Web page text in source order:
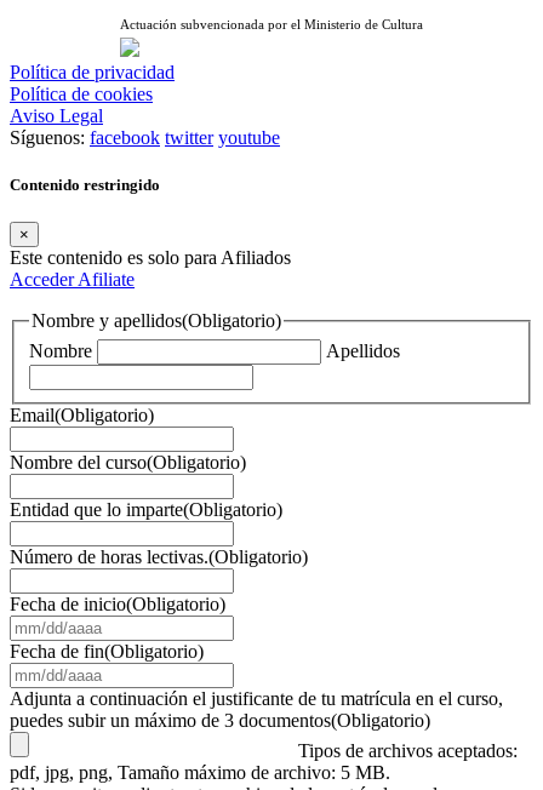
Actuación subvencionada por el Ministerio de Cultura
Política de privacidad
Política de cookies
Aviso Legal
Síguenos: facebook twitter youtube
Contenido restringido
×
Este contenido es solo para Afiliados
AccederAfiliate
Nombre y apellidos(Obligatorio)
Nombre
Apellidos
Email(Obligatorio)
Nombre del curso(Obligatorio)
Entidad que lo imparte(Obligatorio)
Número de horas lectivas.(Obligatorio)
Fecha de inicio(Obligatorio)
barra
DD
barra
AAAA
Fecha de fin(Obligatorio)
barra
DD
Adjunta a continuación el justificante de tu matrícula en el curso,
puedes subir un máximo de 3 documentos(Obligatorio)
Tipos de archivos aceptados:
pdf, jpg, png, Tamaño máximo de archivo: 5 MB.